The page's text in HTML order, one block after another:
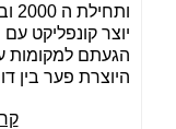
יוצר קונפליקט עם
הגעתם למקומות
היוצרת פער בין